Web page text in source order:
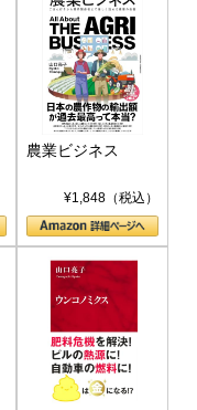
農業ビジネス
¥1,848（税込）